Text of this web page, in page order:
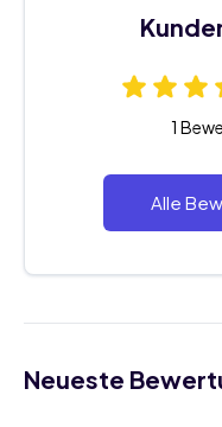
1
Alle
Neueste